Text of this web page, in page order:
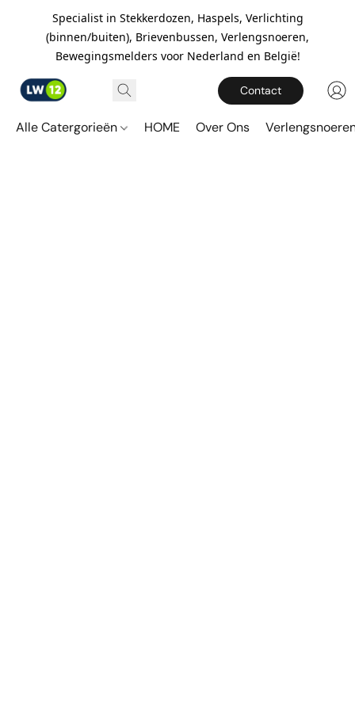
Specialist in Stekkerdozen, Haspels, Verlichting
(binnen/buiten), Brievenbussen, Verlengsnoeren,
Bewegingsmelders voor Nederland en België!
Contact
Alle Catergorieën HOME Over Ons